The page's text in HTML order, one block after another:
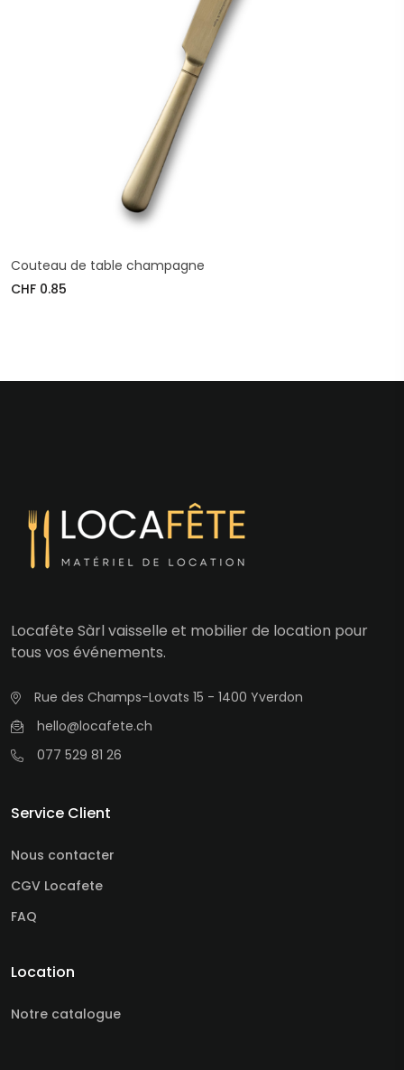
Couteau de table champagne
CHF 0.85
Locafête Sàrl vaisselle et mobilier de location pour
tous vos événements.
Rue des Champs-Lovats 15 - 1400 Yverdon
hello@locafete.ch
077 529 81 26
Service Client
Nous contacter
CGV Locafete
FAQ
Location
Notre catalogue